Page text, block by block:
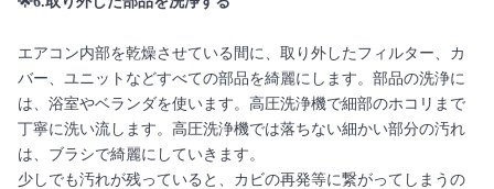
エアコン内部を乾燥させている間に、取り外したフィルター、カ
バー、ユニットなどすべての部品を綺麗にします。部品の洗浄に
は、浴室やベランダを使います。高圧洗浄機で細部のホコリまで
丁寧に洗い流します。高圧洗浄機では落ちない細かい部分の汚れ
は、ブラシで綺麗にしていきます。
少しでも汚れが残っていると、カビの再発等に繋がってしまうの